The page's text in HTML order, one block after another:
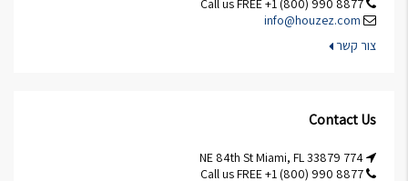
info@houzez.com
צור קשר
Contact Us